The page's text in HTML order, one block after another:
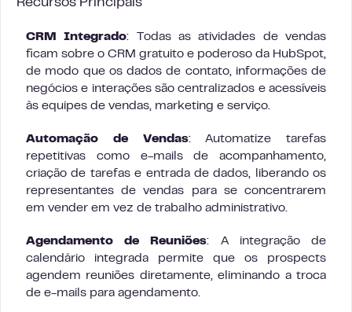
Recursos Principais
CRM Integrado: Todas as atividades de vendas
ficam sobre o CRM gratuito e poderoso da HubSpot,
de modo que os dados de contato, informações de
negócios e interações são centralizados e acessíveis
às equipes de vendas, marketing e serviço.
Automação de Vendas: Automatize tarefas
repetitivas como e-mails de acompanhamento,
criação de tarefas e entrada de dados, liberando os
representantes de vendas para se concentrarem
em vender em vez de trabalho administrativo.
Agendamento de Reuniões: A integração de
calendário integrada permite que os prospects
agendem reuniões diretamente, eliminando a troca
de e-mails para agendamento.